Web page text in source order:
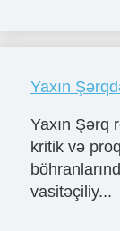
Yaxın
Yaxın Şərq
kritik və
vasitəçiliy...